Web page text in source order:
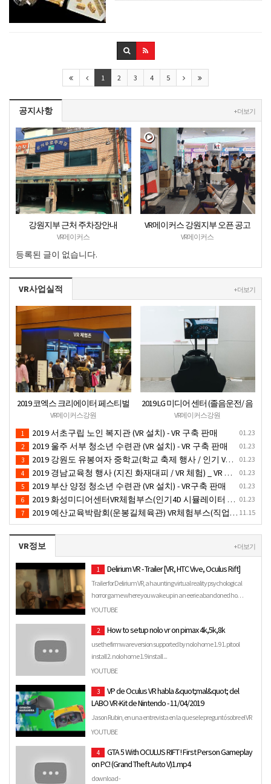
1 2 3 4 5
공지사항 + 더보기
강원지부 근처 주차장안내
VR메이커스
VR메이커스 강원지부 오픈 공고
VR메이커스
등록된 글이 없습니다.
VR사업실적 + 더보기
2019 코엑스 크리에이터 페스티벌
VR체험 부스 (인기 VR 체험) - VR렌
탈대여 행사
VR메이커스강원
2019 LG 미디어 센터 (졸음운전/ 음
주운전 체험 행사) VR 체험 - VR 렌탈
대여 행사
VR메이커스강원
01.23
1 2019 서초구립 노인 복지관 (VR 설치) - VR 구축 판매
01.23
2 2019 울주 서부 청소년 수련관 (VR 설치) - VR 구축 판매
01.23
3 2019 강원도 유봉여자 중학교(학교 축제 행사 / 인기 VR 컨텐츠 ) - VR렌탈대여 행사
01.23
4 2019 경남교육청 행사 (지진 화재대피 / VR 체험) _ VR 렌탈대여행사
01.23
5 2019 부산 양정 청소년 수련관 (VR 설치) - VR구축 판매
01.23
6 2019 화성미디어센터VR체험부스(인기4D 시뮬레이터 체험)-VR렌탈대여 행사
11.15
7 2019 예산교육박람회(운봉길체육관) VR체험부스(직업진로체험 / 인기VR체험)-VR렌탈대여행사
VR정보 + 더보기
1 Delirium VR - Trailer [VR, HTC Vive, Oculus Rift]
Trailer for Delirium VR, a haunting virtual reality psychological
horror game where you wake up in an eerie abandoned ho…
YOUTUBE
2 How to setup nolo vr on pimax 4k,5k,8k
use the firmware version supported by nolo home 1.9 1. pitool
install 2. nolo home 1.9 install ...
YOUTUBE
3
VP de Oculus VR habla &quot;mal&quot; del
LABO VR-Kit de Nintendo - 11/04/2019
Jason Rubin, en una entrevista en la que se le preguntó sobre el VR
de Nintendo, lo llamó tecnología barata y como algo …
YOUTUBE
4
GTA 5 With OCULUS RIFT ! First Person Gameplay
on PC! (Grand Theft Auto V)1.mp4
download -